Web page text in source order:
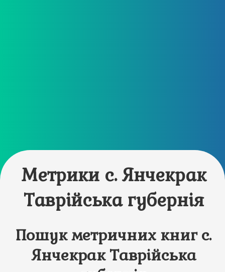
Метрики с. Янчекрак
Таврійська губернія
Пошук метричних книг с.
Янчекрак Таврійська